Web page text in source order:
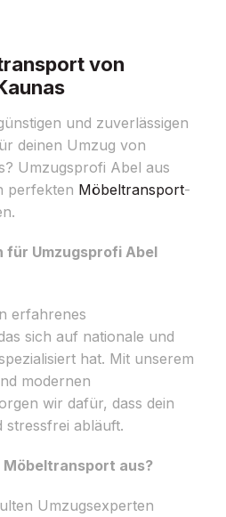
von
und zuverlässigen
deinen Umzug von
Umzugsprofi Abel aus
perfekten Möbeltransport-
für Umzugsprofi Abel
erfahrenes
sich auf nationale und
hat. Mit unserem
modernen
wir dafür, dass dein
stressfrei abläuft.
aus?
Umzugsexperten